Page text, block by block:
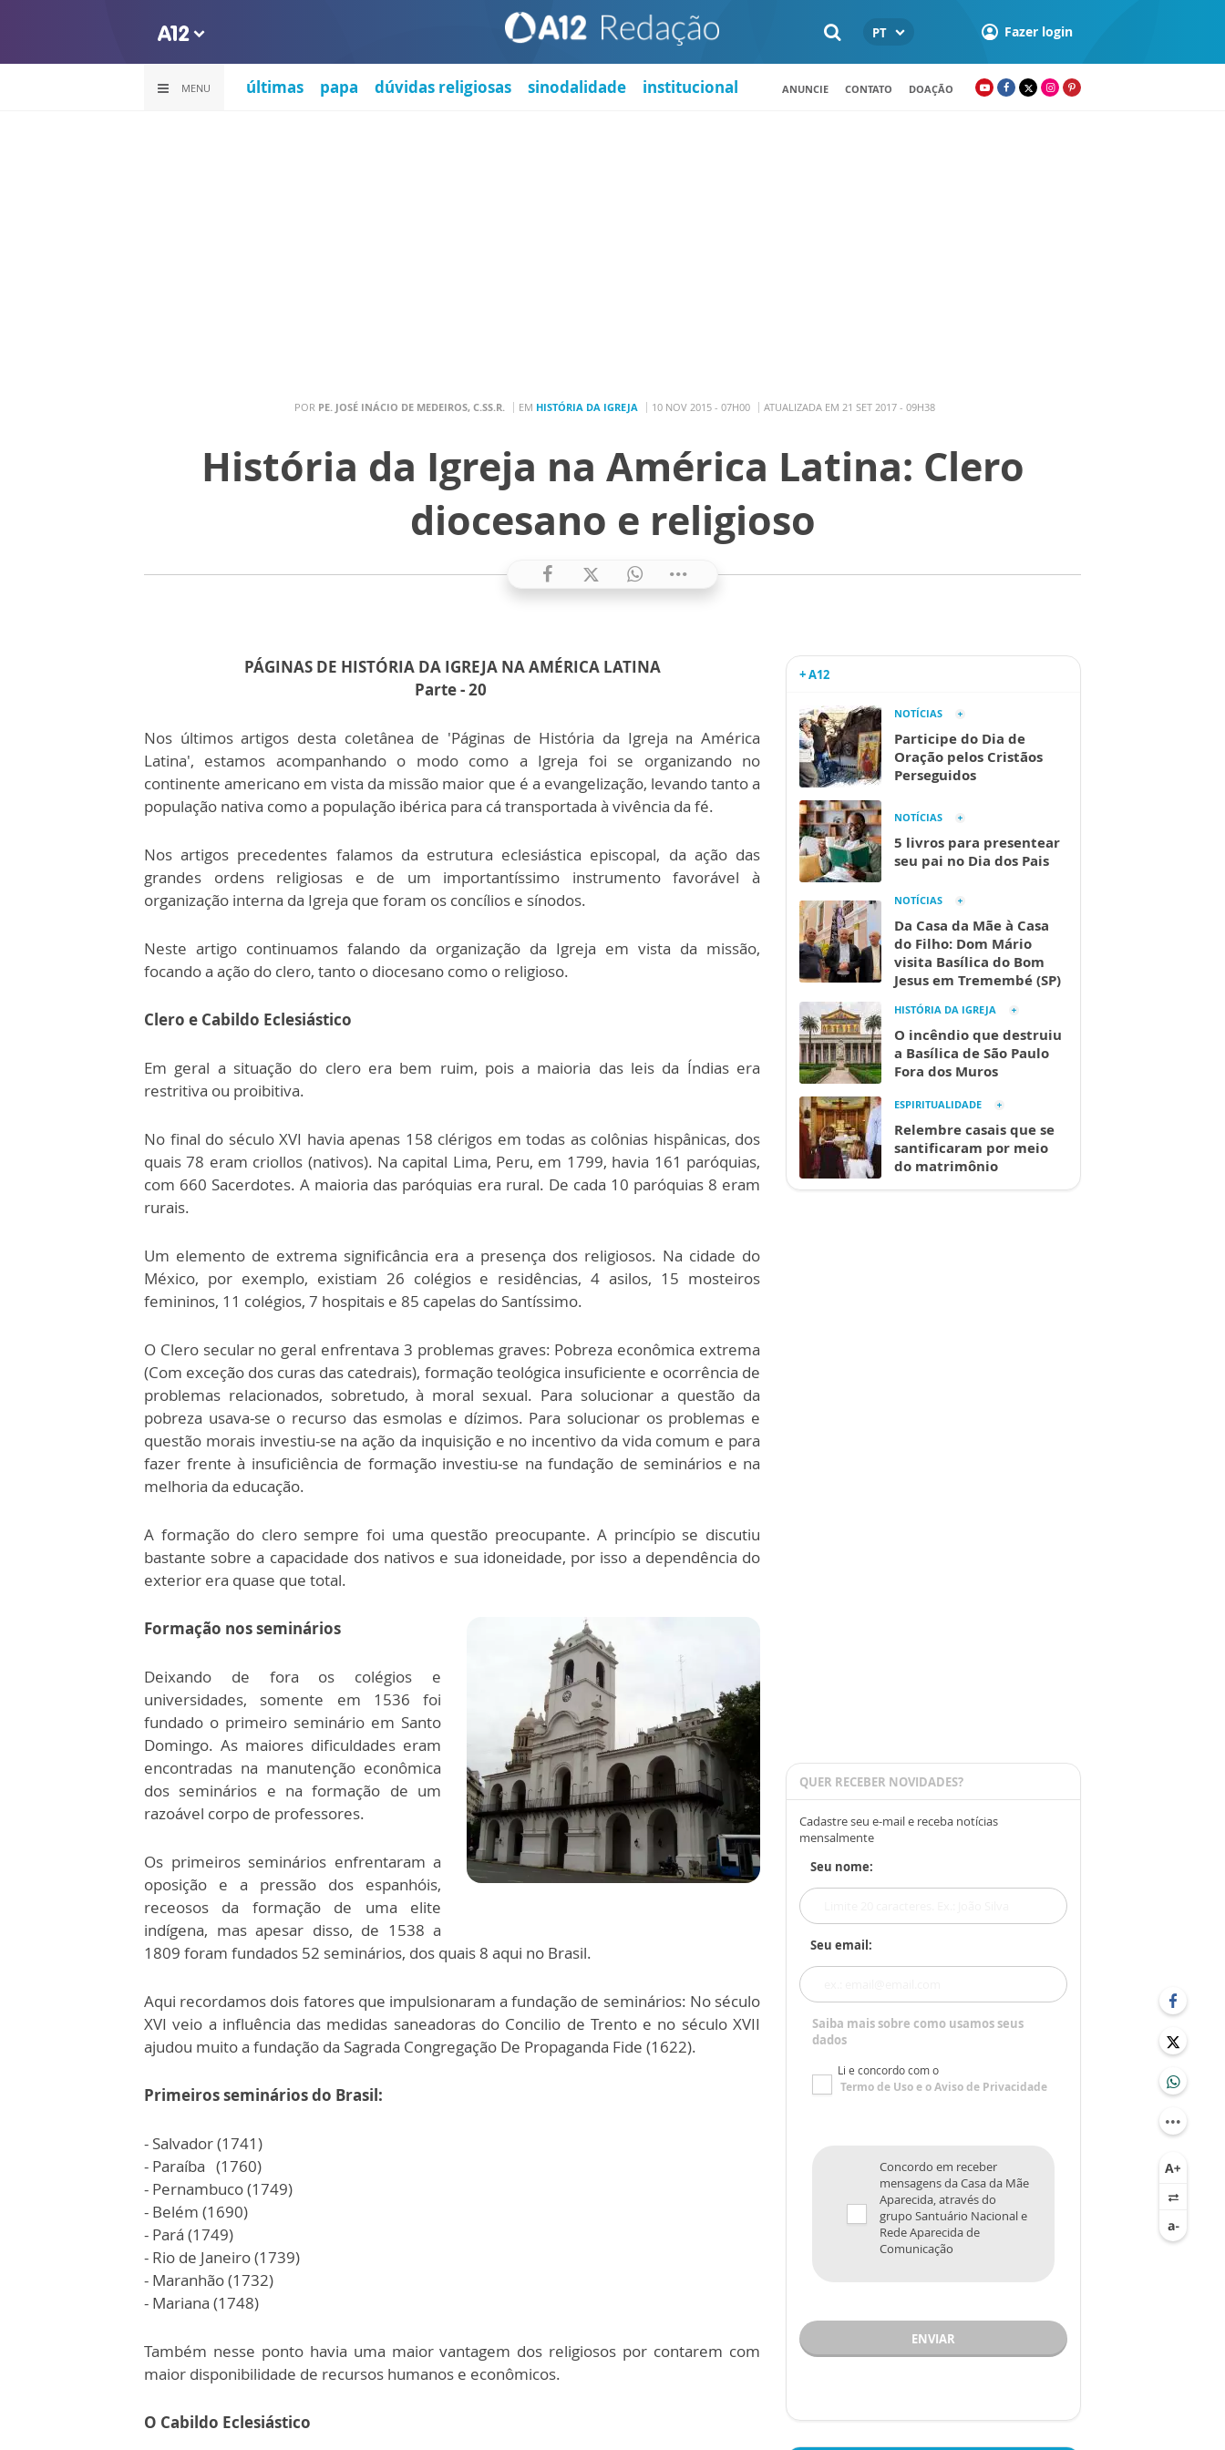
PT Fazer login
MENU últimas papa dúvidas religiosas sinodalidade institucional ANUNCIE CONTATO DOAÇÃO
POR PE. JOSÉ INÁCIO DE MEDEIROS, C.SS.R. EM HISTÓRIA DA IGREJA 10 NOV 2015 - 07H00 ATUALIZADA EM 21 SET 2017 - 09H38
História da Igreja na América Latina: Clero
diocesano e religioso
PÁGINAS DE HISTÓRIA DA IGREJA NA AMÉRICA LATINA
Parte - 20
Nos últimos artigos desta coletânea de 'Páginas de História da Igreja na América
Latina', estamos acompanhando o modo como a Igreja foi se organizando no
continente americano em vista da missão maior que é a evangelização, levando tanto a
população nativa como a população ibérica para cá transportada à vivência da fé.
Nos artigos precedentes falamos da estrutura eclesiástica episcopal, da ação das
grandes ordens religiosas e de um importantíssimo instrumento favorável à
organização interna da Igreja que foram os concílios e sínodos.
Neste artigo continuamos falando da organização da Igreja em vista da missão,
focando a ação do clero, tanto o diocesano como o religioso.
Clero e Cabildo Eclesiástico
Em geral a situação do clero era bem ruim, pois a maioria das leis da Índias era
restritiva ou proibitiva.
No final do século XVI havia apenas 158 clérigos em todas as colônias hispânicas, dos
quais 78 eram criollos (nativos). Na capital Lima, Peru, em 1799, havia 161 paróquias,
com 660 Sacerdotes. A maioria das paróquias era rural. De cada 10 paróquias 8 eram
rurais.
Um elemento de extrema significância era a presença dos religiosos. Na cidade do
México, por exemplo, existiam 26 colégios e residências, 4 asilos, 15 mosteiros
femininos, 11 colégios, 7 hospitais e 85 capelas do Santíssimo.
O Clero secular no geral enfrentava 3 problemas graves: Pobreza econômica extrema
(Com exceção dos curas das catedrais), formação teológica insuficiente e ocorrência de
problemas relacionados, sobretudo, à moral sexual. Para solucionar a questão da
pobreza usava-se o recurso das esmolas e dízimos. Para solucionar os problemas e
questão morais investiu-se na ação da inquisição e no incentivo da vida comum e para
fazer frente à insuficiência de formação investiu-se na fundação de seminários e na
melhoria da educação.
A formação do clero sempre foi uma questão preocupante. A princípio se discutiu
bastante sobre a capacidade dos nativos e sua idoneidade, por isso a dependência do
exterior era quase que total.
Formação nos seminários
Deixando de fora os colégios e
universidades, somente em 1536 foi
fundado o primeiro seminário em Santo
Domingo. As maiores dificuldades eram
encontradas na manutenção econômica
dos seminários e na formação de um
razoável corpo de professores.
Os primeiros seminários enfrentaram a
oposição e a pressão dos espanhóis,
receosos da formação de uma elite
indígena, mas apesar disso, de 1538 a
1809 foram fundados 52 seminários, dos quais 8 aqui no Brasil.
Aqui recordamos dois fatores que impulsionaram a fundação de seminários: No século
XVI veio a influência das medidas saneadoras do Concilio de Trento e no século XVII
ajudou muito a fundação da Sagrada Congregação De Propaganda Fide (1622).
Primeiros seminários do Brasil:
- Salvador (1741)
- Paraíba (1760)
- Pernambuco (1749)
- Belém (1690)
- Pará (1749)
- Rio de Janeiro (1739)
- Maranhão (1732)
- Mariana (1748)
Também nesse ponto havia uma maior vantagem dos religiosos por contarem com
maior disponibilidade de recursos humanos e econômicos.
O Cabildo Eclesiástico
+ A12
NOTÍCIAS
Participe do Dia de
Oração pelos Cristãos
Perseguidos
NOTÍCIAS
5 livros para presentear
seu pai no Dia dos Pais
NOTÍCIAS
Da Casa da Mãe à Casa
do Filho: Dom Mário
visita Basílica do Bom
Jesus em Tremembé (SP)
HISTÓRIA DA IGREJA
O incêndio que destruiu
a Basílica de São Paulo
Fora dos Muros
ESPIRITUALIDADE
Relembre casais que se
santificaram por meio
do matrimônio
QUER RECEBER NOVIDADES?
Cadastre seu e-mail e receba notícias
mensalmente
Seu nome:
Seu email:
Saiba mais sobre como usamos seus
dados
Li e concordo com o
Termo de Usoe oAviso de Privacidade
Concordo em receber
mensagens da Casa da Mãe
Aparecida, através do
grupo Santuário Nacional e
Rede Aparecida de
Comunicação
ENVIAR